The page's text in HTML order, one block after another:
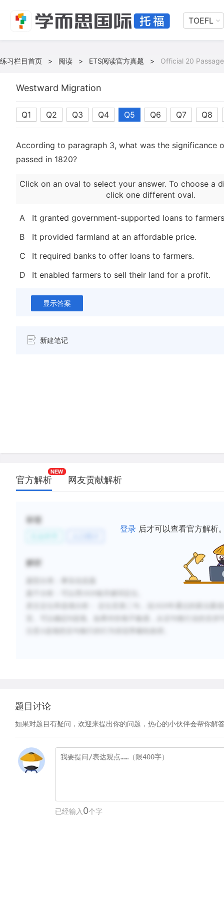
TOEFL
练习栏目首页 > 阅读 > ETS阅读官方真题 > Official 20
Westward Migration
Q1 Q2 Q3 Q4 Q5 Q6 Q7 Q8
According to paragraph 3, what was the significance
passed in 1820?
Click on an oval to select your answer. To choose a
click one different oval.
A
It granted government-supported loans to
B
It provided farmland at an affordable price.
C
It required banks to offer loans to farmers.
D
It enabled farmers to sell their land for a profit.
显示答案
新建笔记
官方解析 网友贡献解析
登录 后才可以查看官方解析
标签
解析
题目讨论
如果对题目有疑问，欢迎来提出你的问题，热心的小伙伴会帮你解
已经输入 0个字